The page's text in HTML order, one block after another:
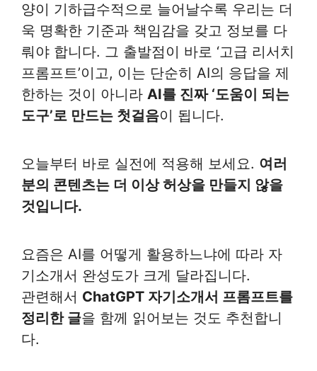
양이 기하급수적으로 늘어날수록 우리는 더
욱 명확한 기준과 책임감을 갖고 정보를 다
뤄야 합니다. 그 출발점이 바로 ‘고급 리서치
프롬프트’이고, 이는 단순히 AI의 응답을 제
한하는 것이 아니라 AI를 진짜 ‘도움이 되는
도구’로 만드는 첫걸음이 됩니다.
오늘부터 바로 실전에 적용해 보세요. 여러
분의 콘텐츠는 더 이상 허상을 만들지 않을
것입니다.
요즘은 AI를 어떻게 활용하느냐에 따라 자
기소개서 완성도가 크게 달라집니다.
관련해서 ChatGPT 자기소개서 프롬프트를
정리한 글을 함께 읽어보는 것도 추천합니
다.